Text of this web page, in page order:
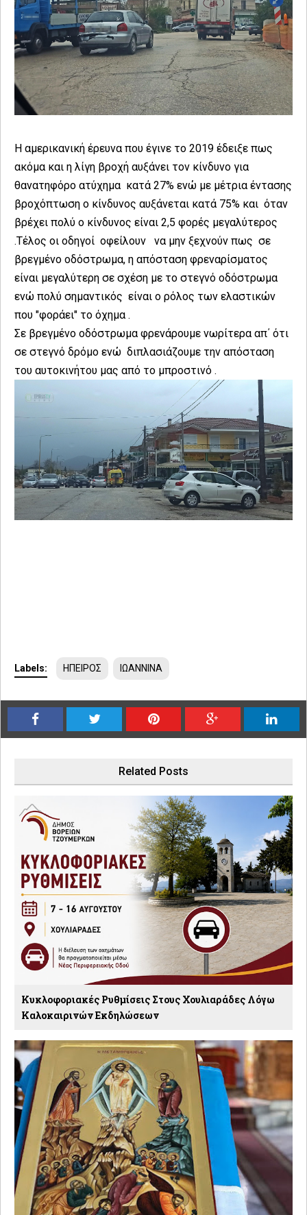
Η αμερικανική έρευνα που έγινε το 2019 έδειξε πως
ακόμα και η λίγη βροχή αυξάνει τον κίνδυνο για
θανατηφόρο ατύχημα κατά 27% ενώ με μέτρια έντασης
βροχόπτωση ο κίνδυνος αυξάνεται κατά 75% και όταν
βρέχει πολύ ο κίνδυνος είναι 2,5 φορές μεγαλύτερος
.Τέλος οι οδηγοί οφείλουν να μην ξεχνούν πως σε
βρεγμένο οδόστρωμα, η απόσταση φρεναρίσματος
είναι μεγαλύτερη σε σχέση με το στεγνό οδόστρωμα
ενώ πολύ σημαντικός είναι ο ρόλος των ελαστικών
που "φοράει" το όχημα .
Σε βρεγμένο οδόστρωμα φρενάρουμε νωρίτερα απ΄ ότι
σε στεγνό δρόμο ενώ διπλασιάζουμε την απόσταση
του αυτοκινήτου μας από το μπροστινό .
Labels: ΗΠΕΙΡΟΣ ΙΩΑΝΝΙΝΑ
Related Posts
Κυκλοφοριακές Ρυθμίσεις Στους Χουλιαράδες Λόγω
Καλοκαιρινών Εκδηλώσεων